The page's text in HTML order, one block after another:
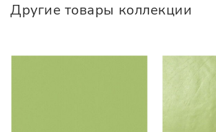
Другие товары коллекции